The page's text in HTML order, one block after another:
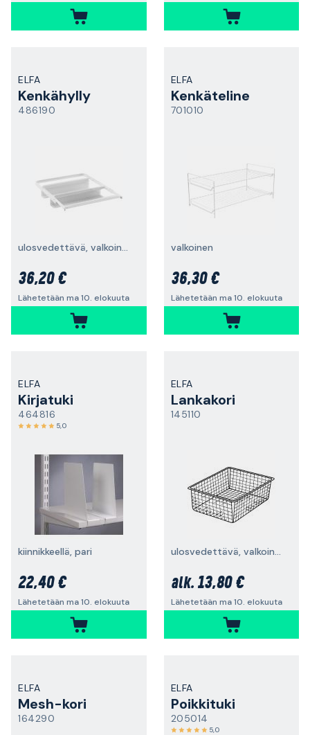
ELFA
Kenkähylly
486190
ulosvedettävä, valkoinen
36,20 €
Lähetetään ma 10. elokuuta
ELFA
Kenkäteline
701010
valkoinen
36,30 €
Lähetetään ma 10. elokuuta
ELFA
Kirjatuki
464816
5,0
kiinnikkeellä, pari
22,40 €
Lähetetään ma 10. elokuuta
ELFA
Lankakori
145110
ulosvedettävä, valkoinen
alk. 13,80 €
Lähetetään ma 10. elokuuta
ELFA
Mesh-kori
164290
ELFA
Poikkituki
205014
5,0